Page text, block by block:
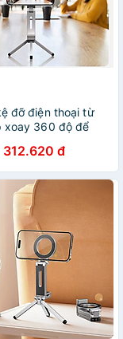
đỡ điện thoại từ
xoay 360 độ để
livestream, selfile
- Hàng chính hãng
312.620 đ